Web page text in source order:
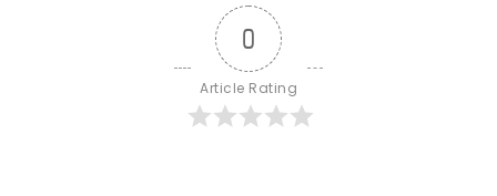
0
Article Rating